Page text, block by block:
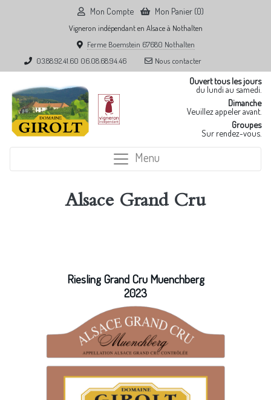
Vigneron indépendant en Alsace à Nothalten
Ferme Boemstein 67680 Nothalten
03.88.92.41.60 06.08.68.94.46 Nous contacter
Mon Compte Mon Panier (0)
Ouvert tous les jours
du lundi au samedi.
Dimanche
Veuillez appeler avant.
Groupes
Sur rendez-vous.
Menu
Alsace Grand Cru
Riesling Grand Cru Muenchberg
2023